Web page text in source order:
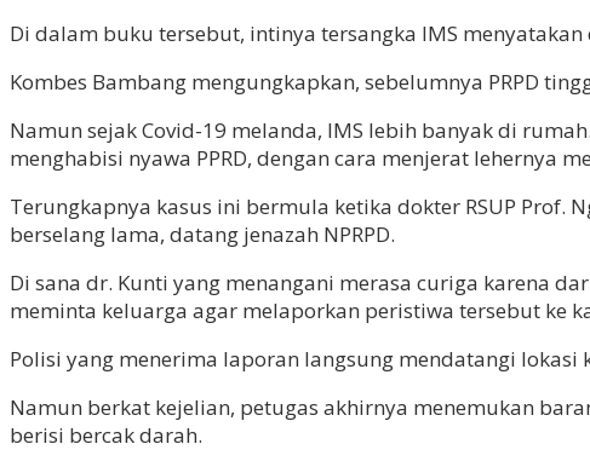
Di dalam buku tersebut, intinya tersangka IMS
Kombes Bambang mengungkapkan, sebelumnya PRPD
Namun sejak Covid-19 melanda, IMS lebih banyak di
menghabisi nyawa PPRD, dengan cara menjerat lehernya
Terungkapnya kasus ini bermula ketika dokter RSUP Prof.
berselang lama, datang jenazah NPRPD.
Di sana dr. Kunti yang menangani merasa curiga karena
meminta keluarga agar melaporkan peristiwa tersebut ke
Polisi yang menerima laporan langsung mendatangi
Namun berkat kejelian, petugas akhirnya menemukan
berisi bercak darah.